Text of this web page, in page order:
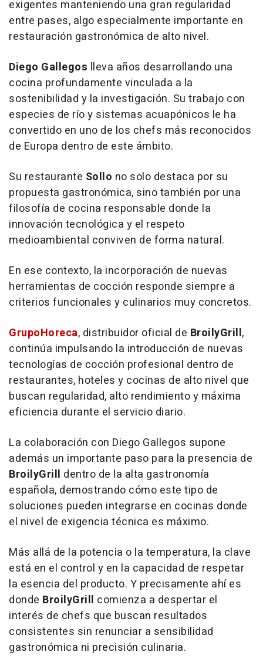
exigentes manteniendo una gran regularidad
entre pases, algo especialmente importante en
restauración gastronómica de alto nivel.
Diego Gallegos lleva años desarrollando una
cocina profundamente vinculada a la
sostenibilidad y la investigación. Su trabajo con
especies de río y sistemas acuapónicos le ha
convertido en uno de los chefs más reconocidos
de Europa dentro de este ámbito.
Su restaurante Sollo no solo destaca por su
propuesta gastronómica, sino también por una
filosofía de cocina responsable donde la
innovación tecnológica y el respeto
medioambiental conviven de forma natural.
En ese contexto, la incorporación de nuevas
herramientas de cocción responde siempre a
criterios funcionales y culinarios muy concretos.
GrupoHoreca, distribuidor oficial de BroilyGrill,
continúa impulsando la introducción de nuevas
tecnologías de cocción profesional dentro de
restaurantes, hoteles y cocinas de alto nivel que
buscan regularidad, alto rendimiento y máxima
eficiencia durante el servicio diario.
La colaboración con Diego Gallegos supone
además un importante paso para la presencia de
BroilyGrill dentro de la alta gastronomía
española, demostrando cómo este tipo de
soluciones pueden integrarse en cocinas donde
el nivel de exigencia técnica es máximo.
Más allá de la potencia o la temperatura, la clave
está en el control y en la capacidad de respetar
la esencia del producto. Y precisamente ahí es
donde BroilyGrill comienza a despertar el
interés de chefs que buscan resultados
consistentes sin renunciar a sensibilidad
gastronómica ni precisión culinaria.